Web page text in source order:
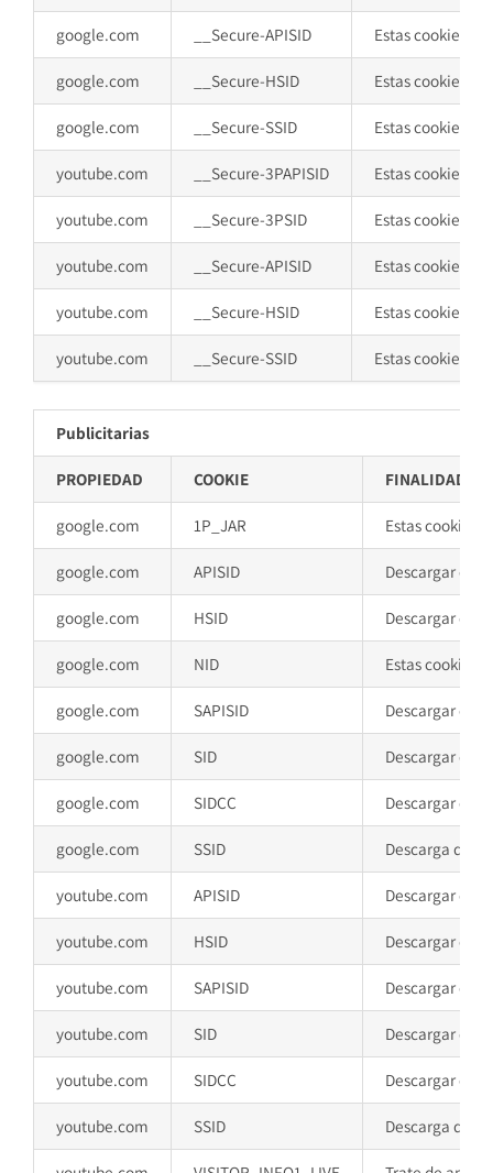
google.com __Secure-APISID Estas cookies
google.com __Secure-HSID Estas cookies
google.com __Secure-SSID Estas cookies
youtube.com __Secure-3PAPISID Estas cookies
youtube.com __Secure-3PSID Estas cookies
youtube.com __Secure-APISID Estas cookies
youtube.com __Secure-HSID Estas cookies
youtube.com __Secure-SSID Estas cookies
Publicitarias
PROPIEDAD COOKIE FINALIDAD
google.com 1P_JAR Estas cookies
google.com APISID Descargar
google.com HSID Descargar
google.com NID Estas cookies
google.com SAPISID Descargar
google.com SID Descargar
google.com SIDCC Descargar
google.com SSID Descarga
youtube.com APISID Descargar
youtube.com HSID Descargar
youtube.com SAPISID Descargar
youtube.com SID Descargar
youtube.com SIDCC Descargar
youtube.com SSID Descarga